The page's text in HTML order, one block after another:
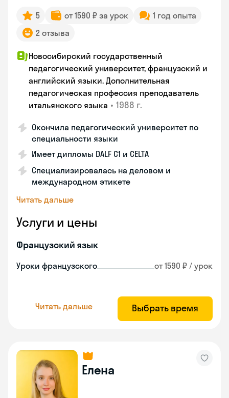
5 от 1590 ₽ за урок
1 год опыта
2 отзыва
Новосибирский государственный
педагогический университет, французский и
английский языки. Дополнительная
педагогическая профессия преподаватель
итальянского языка • 1988 г.
Окончила педагогический университет по
специальности языки
Имеет дипломы DALF C1 и CELTA
Специализировалась на деловом и
международном этикете
Читать дальше
Услуги и цены
Французский язык
Уроки французского от 1590 ₽ / урок
Читать дальше Выбрать время
Елена